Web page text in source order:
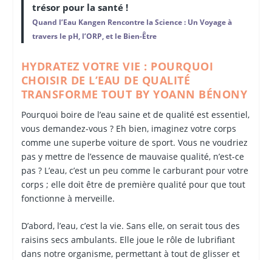
trésor pour la santé !
Quand l’Eau Kangen Rencontre la Science : Un Voyage à
travers le pH, l’ORP, et le Bien-Être
HYDRATEZ VOTRE VIE : POURQUOI
CHOISIR DE L’EAU DE QUALITÉ
TRANSFORME TOUT BY YOANN BÉNONY
Pourquoi boire de l’eau saine et de qualité est essentiel,
vous demandez-vous ? Eh bien, imaginez votre corps
comme une superbe voiture de sport. Vous ne voudriez
pas y mettre de l’essence de mauvaise qualité, n’est-ce
pas ? L’eau, c’est un peu comme le carburant pour votre
corps ; elle doit être de première qualité pour que tout
fonctionne à merveille.
D’abord, l’eau, c’est la vie. Sans elle, on serait tous des
raisins secs ambulants. Elle joue le rôle de lubrifiant
dans notre organisme, permettant à tout de glisser et